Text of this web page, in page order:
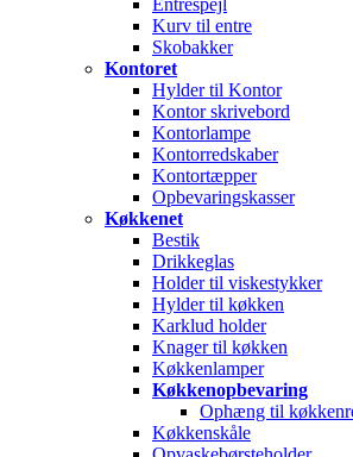
Entrespejl
Kurv til entre
Skobakker
Kontoret
Hylder til Kontor
Kontor skrivebord
Kontorlampe
Kontorredskaber
Kontortæpper
Opbevaringskasser
Køkkenet
Bestik
Drikkeglas
Holder til viskestykker
Hylder til køkken
Karklud holder
Knager til køkken
Køkkenlamper
Køkkenopbevaring
Ophæng til
Køkkenskåle